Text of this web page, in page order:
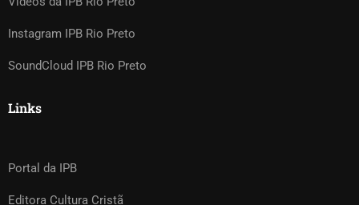
Instagram IPB Rio Preto
SoundCloud IPB Rio Preto
Links
Portal da IPB
Editora Cultura Cristã